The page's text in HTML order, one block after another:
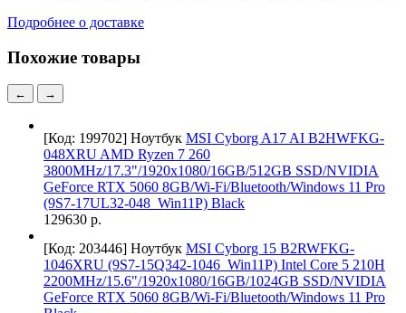
Подробнее о доставке
Похожие товары
← →
[Код: 199702] Ноутбук MSI Cyborg A17 AI B2HWFKG-
048XRU AMD Ryzen 7 260
3800MHz/17.3"/1920x1080/16GB/512GB SSD/NVIDIA
GeForce RTX 5060 8GB/Wi-Fi/Bluetooth/Windows 11 Pro
(9S7-17UL32-048_Win11P) Black
129630 р.
[Код: 203446] Ноутбук MSI Cyborg 15 B2RWFKG-
1046XRU (9S7-15Q342-1046_Win11P) Intel Core 5 210H
2200MHz/15.6"/1920x1080/16GB/1024GB SSD/NVIDIA
GeForce RTX 5060 8GB/Wi-Fi/Bluetooth/Windows 11 Pro